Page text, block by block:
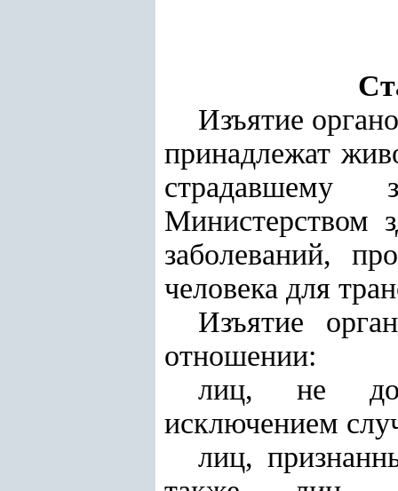
Изъятие
принадлежат
страдавшему
Министерством
заболеваний,
человека для
Изъятие
отношении:
лиц, не
исключением
лиц,